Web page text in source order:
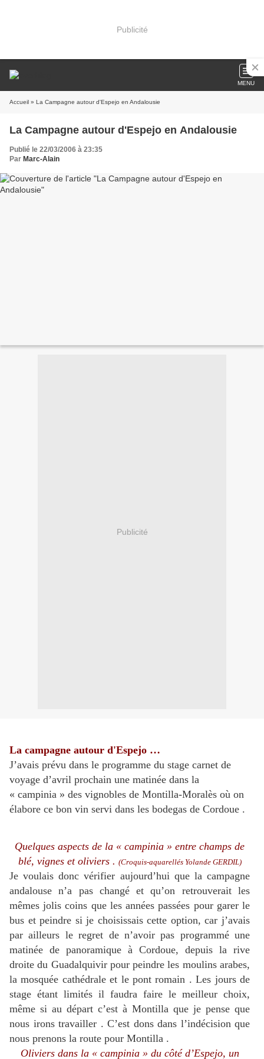
Publicité
MENU
Accueil » La Campagne autour d'Espejo en Andalousie
La Campagne autour d'Espejo en Andalousie
Publié le 22/03/2006 à 23:35
Par Marc-Alain
Publicité
La campagne autour d'Espejo …
J’avais prévu dans le programme du stage carnet de
voyage d’avril prochain une matinée dans la
« campinia » des vignobles de Montilla-Moralès où on
élabore ce bon vin servi dans les bodegas de Cordoue .
Quelques aspects de la « campinia » entre champs de
blé, vignes et oliviers . (Croquis-aquarellés Yolande GERDIL)
Je voulais donc vérifier aujourd’hui que la campagne
andalouse n’a pas changé et qu’on retrouverait les
mêmes jolis coins que les années passées pour garer le
bus et peindre si je choisissais cette option, car j’avais
par ailleurs le regret de n’avoir pas programmé une
matinée de panoramique à Cordoue, depuis la rive
droite du Guadalquivir pour peindre les moulins arabes,
la mosquée cathédrale et le pont romain . Les jours de
stage étant limités il faudra faire le meilleur choix,
même si au départ c’est à Montilla que je pense que
nous irons travailler . C’est dons dans l’indécision que
nous prenons la route pour Montilla .
Oliviers dans la « campinia » du côté d’Espejo, un